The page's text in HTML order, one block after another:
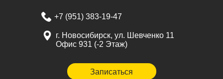
г. Новосибирск, ул. Шевченко 11
Офис 931 (-2 Этаж)
+7 (951) 383-19-47
Записаться